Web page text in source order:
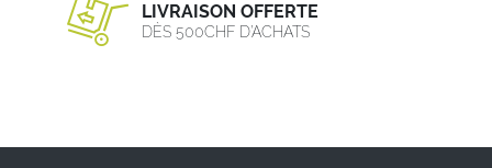
LIVRAISON OFFERTE
DÈS 500CHF D’ACHATS